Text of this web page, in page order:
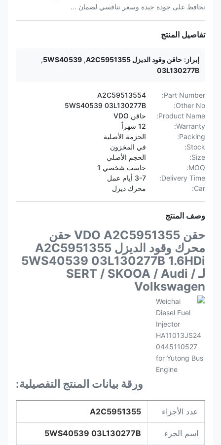
نحافظ على جودة جيدة وسعر تنافسي لضمان ...
تفاصيل المنتج
إبراز: حاقن وقود الديزل A2C5951355 ,
5WS40539
,
03L130277B
Part Number:
A2C59513554
Other No:
5WS40539 03L130277B
Product Name:
حاقن VDO
Warranty:
12 شهراً
Packing:
الحزمة الأصلية
Stock:
في المخزون
Size:
الحجم الأصلي
MOQ:
حاسب شخصي 1
Delivery Time:
3-7 أيام عمل
Car:
محرك ديزل
وصف المنتج
حقن VDO A2C5951355 حقن
محرك وقود الديزل A2C5951355
5WS40539 03L130277B 1.6HDi
لـ SERT / SKOOA / Audi /
Volkswagen
ورقة بيانات المنتج التفصيلية:
عدد الأجزاء A2C5951355
اسم الجزء 5WS40539 03L130277B